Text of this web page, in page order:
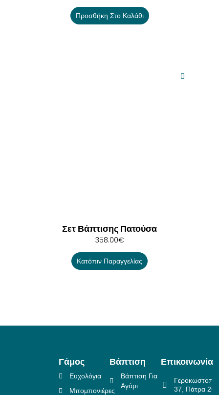
Προσθήκη Στο Καλάθι
Σετ Βάπτισης Πατούσα
358.00€
Κατόπιν Παραγγελίας
Γάμος
Ευχολόγια
Μπομπονιέρες
Βάπτιση
Βάπτιση Για
Αγόρι
Επικοινωνία
37, Πάτρα